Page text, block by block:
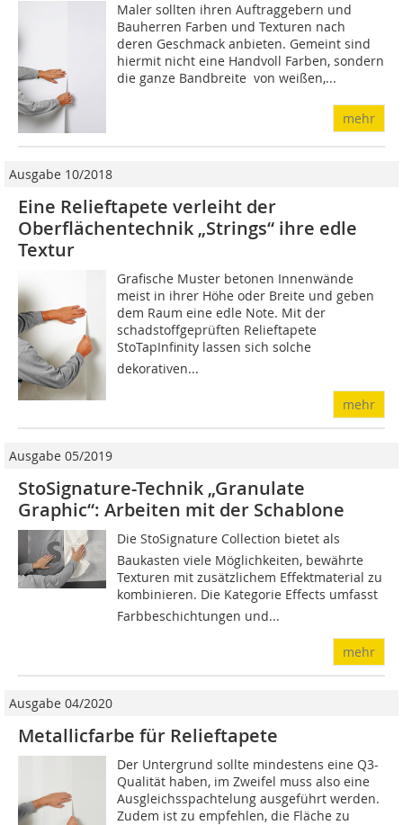
Maler sollten ihren Auftraggebern und
Bauherren Farben und Texturen nach
deren Geschmack anbieten. Gemeint sind
hiermit nicht eine Handvoll Farben, sondern
die ganze Bandbreite  von weißen,...
mehr
Ausgabe 10/2018
Eine Relieftapete verleiht der
Oberflächentechnik „Strings“ ihre edle
Textur
Grafische Muster betonen Innenwände
meist in ihrer Höhe oder Breite und geben
dem Raum eine edle Note. Mit der
schadstoffgeprüften Relieftapete
StoTapInfinity lassen sich solche
dekorativen...
mehr
Ausgabe 05/2019
StoSignature-Technik „Granulate
Graphic“: Arbeiten mit der Schablone
Die StoSignature Collection bietet als
Baukasten viele Möglichkeiten, bewährte
Texturen mit zusätzlichem Effektmaterial zu
kombinieren. Die Kategorie Effects umfasst
Farbbeschichtungen und...
mehr
Ausgabe 04/2020
Metallicfarbe für Relieftapete
Der Untergrund sollte mindestens eine Q3-
Qualität haben, im Zweifel muss also eine
Ausgleichsspachtelung ausgeführt werden.
Zudem ist zu empfehlen, die Fläche zu